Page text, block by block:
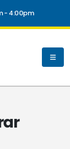
- 4:00pm